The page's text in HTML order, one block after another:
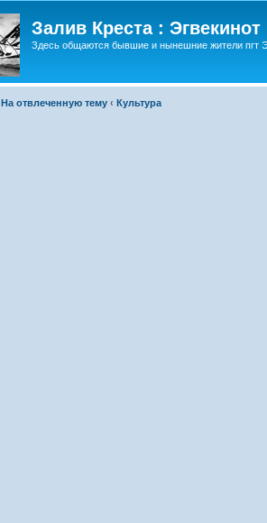
Залив Креста : Эгвекинот
Здесь общаются бывшие и нынешние жители пгт
На отвлеченную тему ‹ Культура